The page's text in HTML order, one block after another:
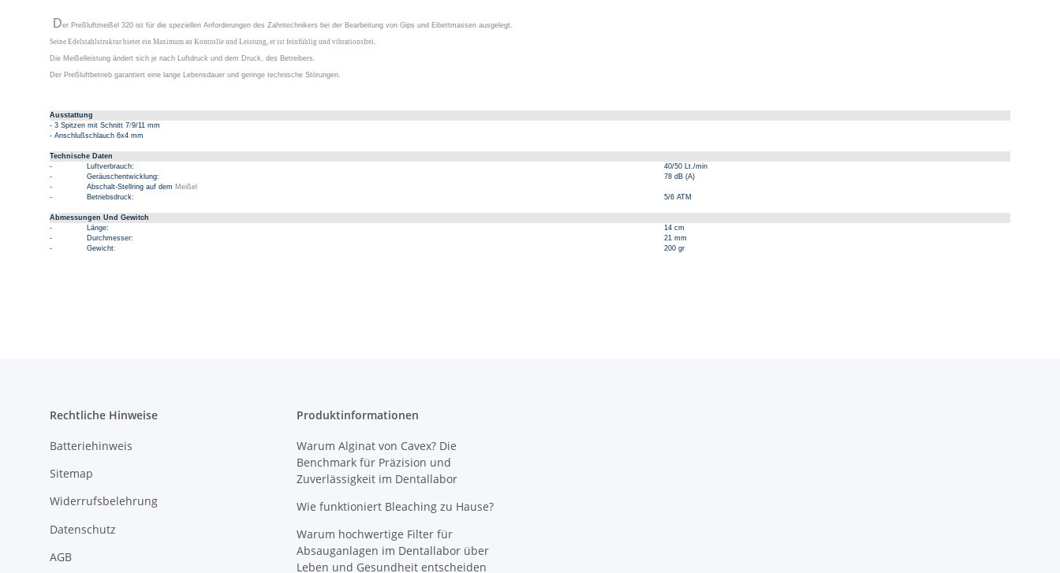
Der Preßluftmeißel 320 ist für die speziellen Anforderungen des Zahntechnikers bei der Bearbeitung von Gips und Eibettmassen ausgelegt.
Seine Edelstahlstruktur bietet ein Maximum an Kontrolle und Leistung, er ist feinfühlig und vibrationsfrei .
Die Meißelleistung ändert sich je nach Luftdruck und dem Druck, des Betreibers.
Der Preßluftbetrieb garantiert eine lange Lebensdauer und geringe technische Störungen.
Ausstattung
- 3 Spitzen mit Schnitt 7/9/11 mm
- Anschlußschlauch 6x4 mm
Technische Daten
-
Luftverbrauch:
40/50 Lt./min
-
Geräuschentwicklung:
78 dB (A)
-
Abschalt-Stellring auf dem Meißel
-
Betriebsdruck: 5/6 ATM
Abmessungen Und Gewitch
-
Länge:
14 cm
-
Durchmesser:
21 mm
-
Gewicht: 200 gr
Rechtliche Hinweise
Batteriehinweis
Sitemap
Widerrufsbelehrung
Datenschutz
AGB
Produktinformationen
Warum Alginat von Cavex? Die
Benchmark für Präzision und
Zuverlässigkeit im Dentallabor
Wie funktioniert Bleaching zu Hause?
Warum hochwertige Filter für
Absauganlagen im Dentallabor über
Leben und Gesundheit entscheiden